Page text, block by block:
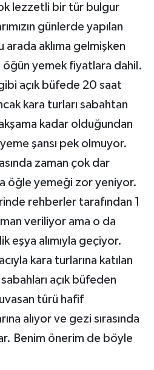
lezzetli bir tür bulgur
günlerde yapılan
arada aklıma gelmişken
yemek fiyatlara dahil.
açık büfede 20 saat
kara turları sabahtan
kadar olduğundan
şansı pek olmuyor.
zaman çok dar
öğle yemeği zor yeniyor.
rehberler tarafından 1
veriliyor ama o da
eşya alımıyla geçiyor.
kara turlarına katılan
açık büfeden
türü hafif
alıyor ve gezi sırasında
Benim önerim de böyle